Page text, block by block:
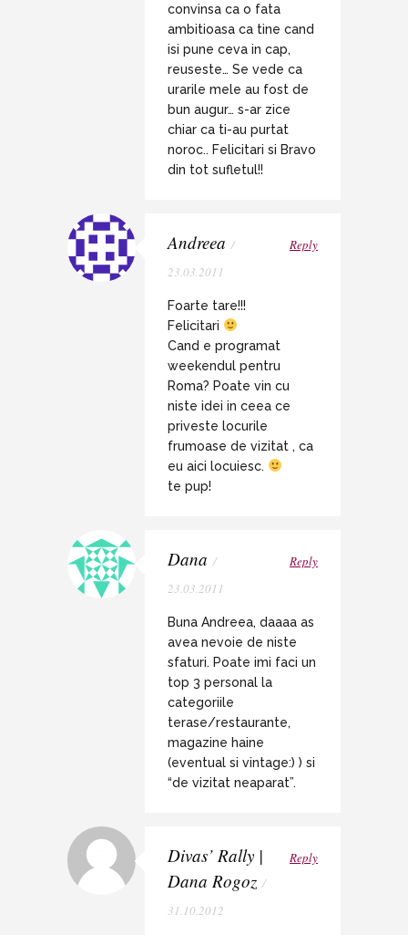
convinsa ca o fata
ambitioasa ca tine cand
isi pune ceva in cap,
reuseste… Se vede ca
urarile mele au fost de
bun augur… s-ar zice
chiar ca ti-au purtat
noroc.. Felicitari si Bravo
din tot sufletul!!
Andreea /
23.03.2011
Reply
Foarte tare!!!
Felicitari
Cand e programat
weekendul pentru
Roma? Poate vin cu
niste idei in ceea ce
priveste locurile
frumoase de vizitat , ca
eu aici locuiesc.
te pup!
Dana /
23.03.2011
Reply
Buna Andreea, daaaa as
avea nevoie de niste
sfaturi. Poate imi faci un
top 3 personal la
categoriile
terase/restaurante,
magazine haine
(eventual si vintage:) ) si
“de vizitat neaparat”.
Divas’ Rally |
Dana Rogoz /
31.10.2012
Reply